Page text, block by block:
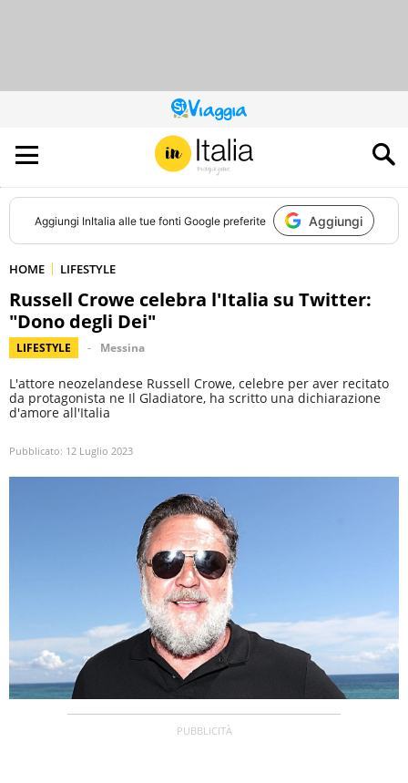
QUESTO
SITO
CONTRIBUISCE
ALL’AUDIENCE
DI
Aggiungi InItalia alle tue fonti Google preferite Aggiungi
HOME LIFESTYLE
Russell Crowe celebra l'Italia su Twitter:
"Dono degli Dei"
LIFESTYLE Messina
L'attore neozelandese Russell Crowe, celebre per aver recitato
da protagonista ne Il Gladiatore, ha scritto una dichiarazione
d'amore all'Italia
Pubblicato: 12 Luglio 2023